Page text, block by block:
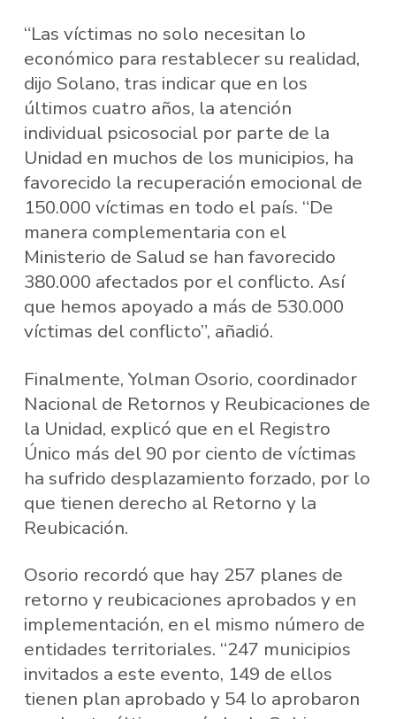
“Las víctimas no solo necesitan lo
económico para restablecer su realidad,
dijo Solano, tras indicar que en los
últimos cuatro años, la atención
individual psicosocial por parte de la
Unidad en muchos de los municipios, ha
favorecido la recuperación emocional de
150.000 víctimas en todo el país. “De
manera complementaria con el
Ministerio de Salud se han favorecido
380.000 afectados por el conflicto. Así
que hemos apoyado a más de 530.000
víctimas del conflicto”, añadió.
Finalmente, Yolman Osorio, coordinador
Nacional de Retornos y Reubicaciones de
la Unidad, explicó que en el Registro
Único más del 90 por ciento de víctimas
ha sufrido desplazamiento forzado, por lo
que tienen derecho al Retorno y la
Reubicación.
Osorio recordó que hay 257 planes de
retorno y reubicaciones aprobados y en
implementación, en el mismo número de
entidades territoriales. “247 municipios
invitados a este evento, 149 de ellos
tienen plan aprobado y 54 lo aprobaron